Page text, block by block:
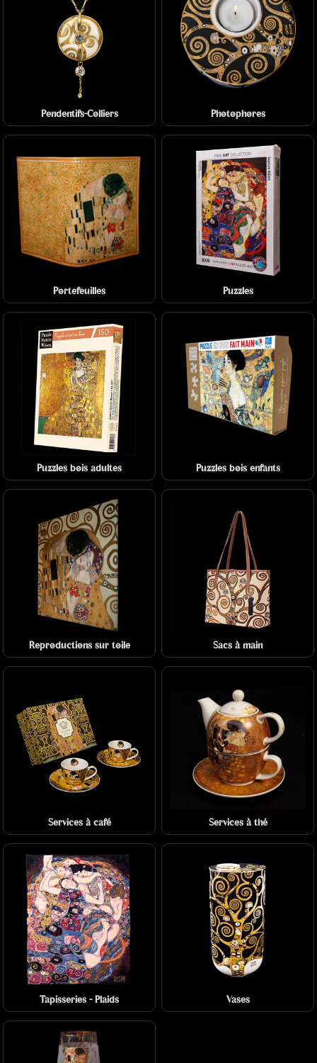
Pendentifs-Colliers Photophores
Portefeuilles Puzzles
Puzzles bois adultes Puzzles bois enfants
Reproductions sur toile Sacs à main
Services à café Services à thé
Tapisseries - Plaids Vases